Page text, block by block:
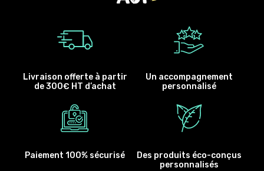
Livraison offerte à partir
de 300€ HT d’achat
Un accompagnement
personnalisé
Paiement 100% sécurisé
Des produits éco-conçus
personnalisés